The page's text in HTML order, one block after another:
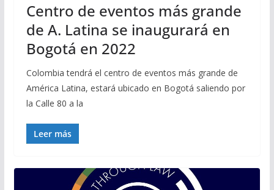
Centro de eventos más grande
de A. Latina se inaugurará en
Bogotá en 2022
Colombia tendrá el centro de eventos más grande de
América Latina, estará ubicado en Bogotá saliendo por
la Calle 80 a la
Leer más